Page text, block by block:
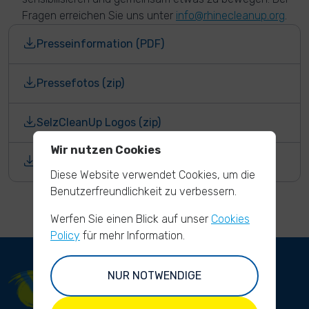
Fragen erreichen Sie uns unter info@rhinecleanup.org.
Presseinformation (PDF)
Pressefotos (zip)
SelzCleanUp Logos (zip)
Wir nutzen Cookies
Diese Website verwendet Cookies, um die
Benutzerfreundlichkeit zu verbessern.
Werfen Sie einen Blick auf unser Cookies
Policy für mehr Information.
NUR NOTWENDIGE